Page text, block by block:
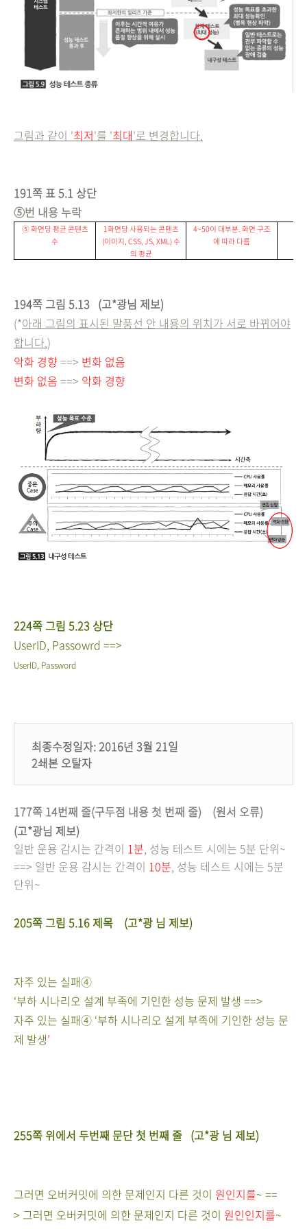
그림과 같이 '최저'를 '최대'로 변경합니다.
191쪽 표 5.1 상단
⑤번 내용 누락
⑤ 화면당 평균 콘텐츠
수
1화면당 사용되는 콘텐츠
(이미지, CSS, JS, XML)수
의 평균
4~50이 대부분. 화면 구조
에 따라 다름
194쪽 그림 5.13 (고*광님 제보)
(*아래 그림의 표시된 말풍선 안 내용의 위치가 서로 바뀌어야
합니다.)
악화 경향 ==> 변화 없음
변화 없음 ==> 악화 경향
224쪽 그림 5.23 상단
UserID, Passowrd ==>
UserID, Password
최종수정일자: 2016년 3월 21일
2쇄본 오탈자
177쪽 14번째 줄(구두점 내용 첫 번째 줄) (원서 오류)
(고*광님 제보)
일반 운용 감시는 간격이 1분, 성능 테스트 시에는 5분 단위~
==> 일반 운용 감시는 간격이 10분, 성능 테스트 시에는 5분
단위~
205쪽그림 5.16제목 (고*광 님 제보)
자주 있는 실패④
‘부하 시나리오 설계 부족에 기인한 성능 문제 발생 ==>
자주 있는 실패④ ‘부하 시나리오 설계 부족에 기인한 성능 문
제 발생’
255쪽위에서 두번째 문단 첫 번째 줄 (고*광 님 제보)
그러면 오버커밋에 의한 문제인지 다른 것이 원인지를~ ==
> 그러면 오버커밋에 의한 문제인지 다른 것이 원인인지를~